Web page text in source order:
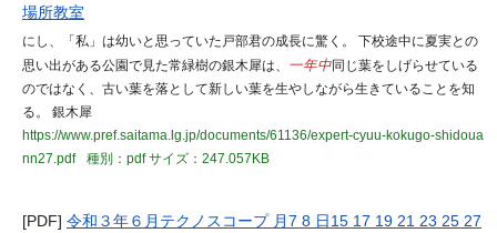
場所教室
にし、「私」は幼いと思っていた戸部君の成長に驚く。 下校途中に夏実との
思い出がある公園で見た常緑樹の銀木犀は、 一年中同じ葉をしげらせている
のではなく、古い葉を落として新しい葉を生やしながら生きていることを知
る。 銀木犀
https://www.pref.saitama.lg.jp/documents/61136/expert-cyuu-kokugo-shidoua
nn27.pdf
種別：pdfサイズ：247.057KB
[PDF] 令和３年６月テクノスコープ 月7 8 日15 17 19 21 23 25 27